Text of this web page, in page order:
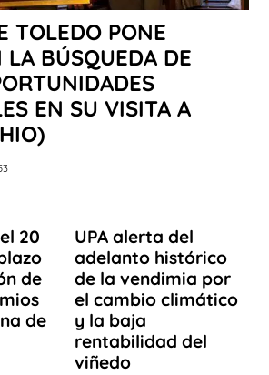
TOLEDO PONE
LA BÚSQUEDA DE
EN SU VISITA A
20
de
de
UPA alerta del
adelanto histórico
de la vendimia por
el cambio climático
y la baja
rentabilidad del
viñedo